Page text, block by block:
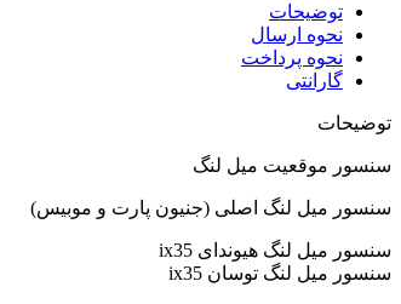
توضیحات
نحوه ارسال
نحوه پرداخت
گارانتی
توضیحات
سنسور موقعیت میل لنگ
سنسور میل لنگ اصلی (جنیون پارت و موبیس)
سنسور میل لنگ هیوندای ix35
سنسور میل لنگ توسان ix35